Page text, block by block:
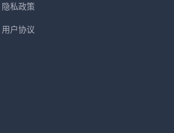
隐私政策
用户协议